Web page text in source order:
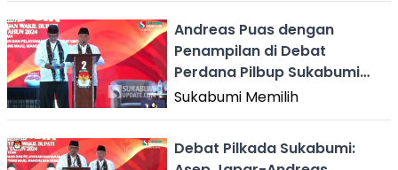
Andreas Puas dengan
Penampilan di Debat
Perdana Pilbup Sukabumi
2024
Sukabumi Memilih
Debat Pilkada Sukabumi: